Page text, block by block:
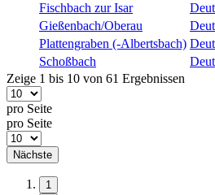
Fischbach zur Isar
Gießenbach/Oberau
Plattengraben (-Albertsbach)
Schoßbach
Zeige 1 bis 10 von 61 Ergebnissen
pro Seite
pro Seite
Nächste
1